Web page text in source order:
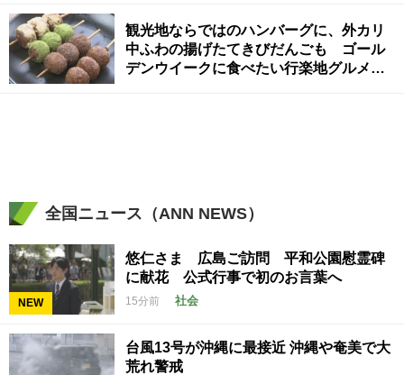
観光地ならではのハンバーグに、外カリ
中ふわの揚げたてきびだんごも ゴール
デンウイークに食べたい行楽地グルメ
全国ニュース（ANN NEWS）
NEW
悠仁さま 広島ご訪問 平和公園慰霊碑
に献花 公式行事で初のお言葉へ
15分前 社会
台風13号が沖縄に最接近 沖縄や奄美で大
荒れ警戒